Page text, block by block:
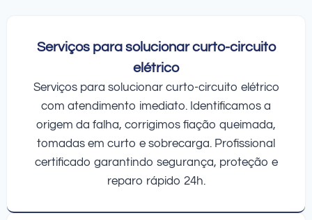
Serviços para solucionar curto-circuito
elétrico
Serviços para solucionar curto-circuito elétrico
com atendimento imediato. Identificamos a
origem da falha, corrigimos fiação queimada,
tomadas em curto e sobrecarga. Profissional
certificado garantindo segurança, proteção e
reparo rápido 24h.